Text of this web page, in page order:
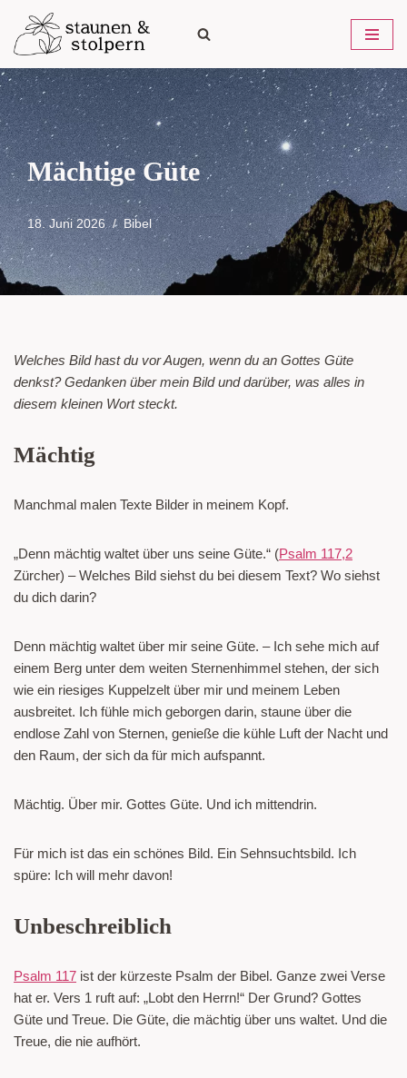
Zum
Inhalt
springen
Mächtige Güte
18. Juni 2026 Bibel
Welches Bild hast du vor Augen, wenn du an Gottes Güte
denkst? Gedanken über mein Bild und darüber, was alles in
diesem kleinen Wort steckt.
Mächtig
Manchmal malen Texte Bilder in meinem Kopf.
„Denn mächtig waltet über uns seine Güte.“ (Psalm 117,2
Zürcher) – Welches Bild siehst du bei diesem Text? Wo siehst
du dich darin?
Denn mächtig waltet über mir seine Güte. – Ich sehe mich auf
einem Berg unter dem weiten Sternenhimmel stehen, der sich
wie ein riesiges Kuppelzelt über mir und meinem Leben
ausbreitet. Ich fühle mich geborgen darin, staune über die
endlose Zahl von Sternen, genieße die kühle Luft der Nacht und
den Raum, der sich da für mich aufspannt.
Mächtig. Über mir. Gottes Güte. Und ich mittendrin.
Für mich ist das ein schönes Bild. Ein Sehnsuchtsbild. Ich
spüre: Ich will mehr davon!
Unbeschreiblich
Psalm 117 ist der kürzeste Psalm der Bibel. Ganze zwei Verse
hat er. Vers 1 ruft auf: „Lobt den Herrn!“ Der Grund? Gottes
Güte und Treue. Die Güte, die mächtig über uns waltet. Und die
Treue, die nie aufhört.